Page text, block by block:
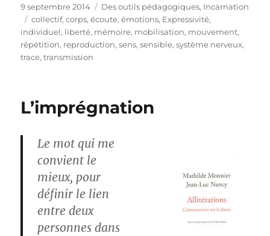
Publié
le
9 septembre 2014 Catégories
Des outils pédagogiques, Incarnation
Étiquettes
collectif,corps,écoute,émotions, Expressivité,
individuel, liberté, mémoire, mobilisation, mouvement,
répétition, reproduction,sens,sensible,système nerveux,
trace,transmission
L’imprégnation
Le mot qui me
convient le
mieux, pour
définir le lien
entre deux
personnes dans